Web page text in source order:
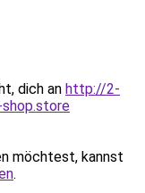
dich an http://2-
möchtest, kannst
.